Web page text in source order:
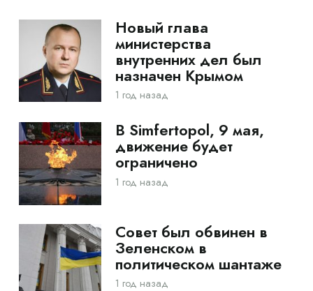
Новый глава
министерства
внутренних дел был
назначен Крымом
1 год назад
В Simfertopol, 9 мая,
движение будет
ограничено
1 год назад
Совет был обвинен в
Зеленском в
политическом шантаже
1 год назад